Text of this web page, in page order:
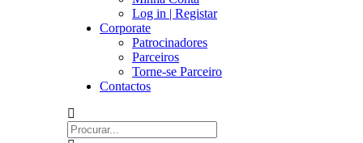
Log in | Registar
Corporate
Patrocinadores
Parceiros
Torne-se Parceiro
Contactos